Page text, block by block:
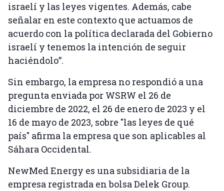
israelí y las leyes vigentes. Además, cabe
señalar en este contexto que actuamos de
acuerdo con la política declarada del Gobierno
israelí y tenemos la intención de seguir
haciéndolo”.
Sin embargo, la empresa no respondió a una
pregunta enviada por WSRW el 26 de
diciembre de 2022, el 26 de enero de 2023 y el
16 de mayo de 2023, sobre "las leyes de qué
país" afirma la empresa que son aplicables al
Sáhara Occidental.
NewMed Energy es una subsidiaria de la
empresa registrada en bolsa Delek Group.